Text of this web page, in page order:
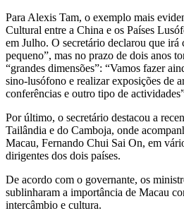
Para Alexis Tam, o exemplo mais
Cultural entre a China e os Países
em Julho. O secretário declarou que
pequeno”, mas no prazo de dois anos
“grandes dimensões”: “Vamos fazer
sino-lusófono e realizar exposições de
conferências e outro tipo de
Por último, o secretário destacou a
Tailândia e do Camboja, onde
Macau, Fernando Chui Sai On, em
dirigentes dos dois países.
De acordo com o governante, os
sublinharam a importância de Macau
intercâmbio e cultura.